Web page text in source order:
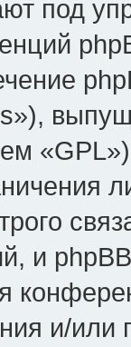
под
и
и/или